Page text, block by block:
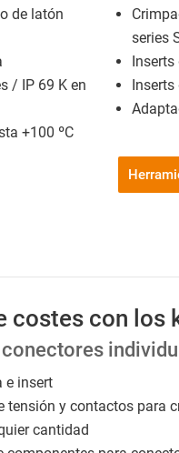
de latón
/ IP 69 K en
+100 ºC
series
costes con los
e insert
tensión y contactos para
cantidad